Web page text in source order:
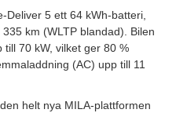
Deliver 5 ett 64 kWh-batteri,
km (WLTP blandad). Bilen
70 kW, vilket ger 80 %
(AC) upp till 11
helt nya MILA-plattformen